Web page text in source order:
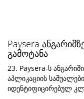
Paysera
გამოტანა
23. Paysera-ს
აპლიკაციის
იდენტიფიცირებულ